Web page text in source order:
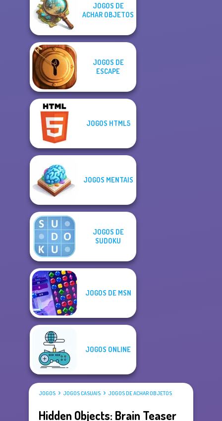
JOGOS DE
ACHAR OBJETOS
JOGOS DE
ESCAPE
JOGOS HTML5
JOGOS MENTAIS
JOGOS DE
SUDOKU
JOGOS DE MSN
JOGOS ONLINE
JOGOS JOGOS CASUAIS JOGOS DE ACHAR OBJETOS
Hidden Objects: Brain Teaser